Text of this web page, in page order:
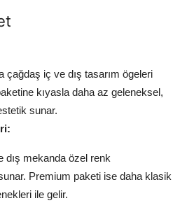
çağdaş iç ve dış tasarım ögeleri
kıyasla daha az geleneksel,
sunar.
dış mekanda özel renk
Premium paketi ise daha klasik
ile gelir.